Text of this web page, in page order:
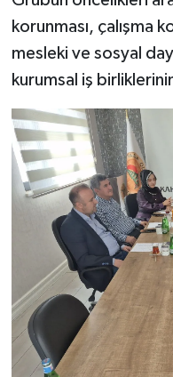
korunması, çalışma
mesleki ve sosyal
kurumsal iş